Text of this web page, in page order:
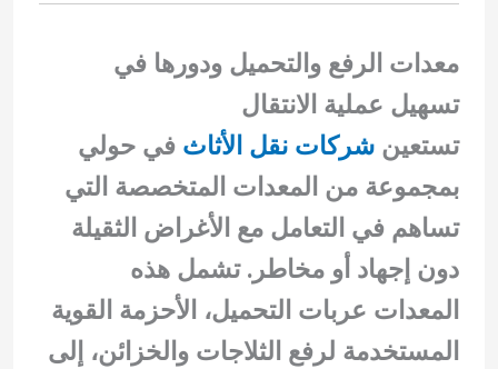
معدات الرفع والتحميل ودورها في
تسهيل عملية الانتقال
تستعينشركات نقل الأثاث في حولي
بمجموعة من المعدات المتخصصة التي
تساهم في التعامل مع الأغراض الثقيلة
دون إجهاد أو مخاطر. تشمل هذه
المعدات عربات التحميل، الأحزمة القوية
المستخدمة لرفع الثلاجات والخزائن، إلى